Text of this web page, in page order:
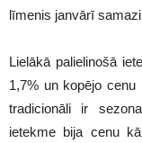
līmenis janvārī
Lielākā palielinošā
1,7% un kopējo cenu
tradicionāli ir
ietekme bija cenu